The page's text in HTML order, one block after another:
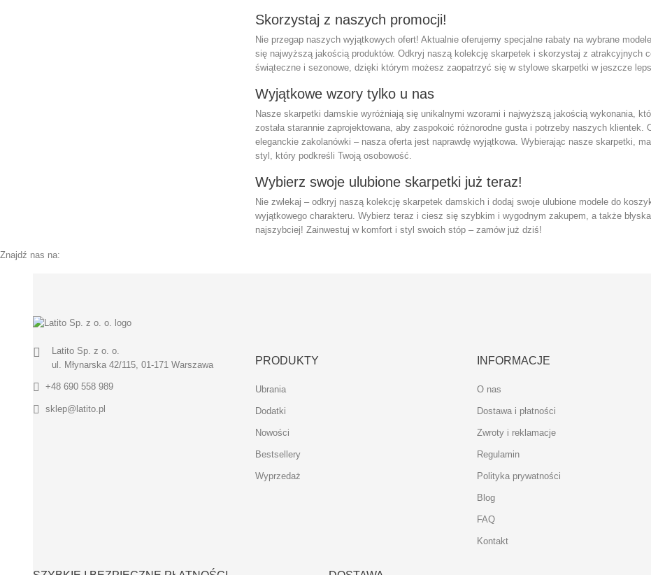
Skorzystaj z naszych promocji!
Nie przegap naszych wyjątkowych ofert! Aktualnie oferujemy specjalne rabaty na wybrane
się najwyższą jakością produktów. Odkryj naszą kolekcję skarpetek i skorzystaj z atrakcyjnych
świąteczne i sezonowe, dzięki którym możesz zaopatrzyć się w stylowe skarpetki w jeszcze
Wyjątkowe wzory tylko u nas
Nasze skarpetki damskie wyróżniają się unikalnymi wzorami i najwyższą jakością wykonania,
została starannie zaprojektowana, aby zaspokoić różnorodne gusta i potrzeby naszych
eleganckie zakolanówki – nasza oferta jest naprawdę wyjątkowa. Wybierając nasze skarpetki,
styl, który podkreśli Twoją osobowość.
Wybierz swoje ulubione skarpetki już teraz!
Nie zwlekaj – odkryj naszą kolekcję skarpetek damskich i dodaj swoje ulubione modele do
wyjątkowego charakteru. Wybierz teraz i ciesz się szybkim i wygodnym zakupem, a także
najszybciej! Zainwestuj w komfort i styl swoich stóp – zamów już dziś!
Znajdź nas na:
Latito Sp. z o. o.
ul. Młynarska 42/115, 01-171 Warszawa
+48 690 558 989
sklep@latito.pl
PRODUKTY
Ubrania
Dodatki
Nowości
Bestsellery
Wyprzedaż
INFORMACJE
O nas
Dostawa i płatności
Zwroty i reklamacje
Regulamin
Polityka prywatności
Blog
FAQ
Kontakt